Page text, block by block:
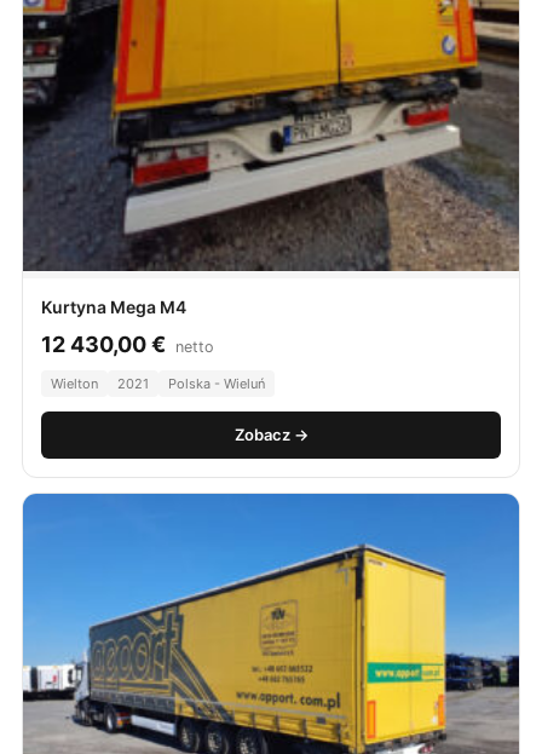
Kurtyna Mega M4
12 430,00€ netto
Wielton 2021 Polska - Wieluń
Zobacz →